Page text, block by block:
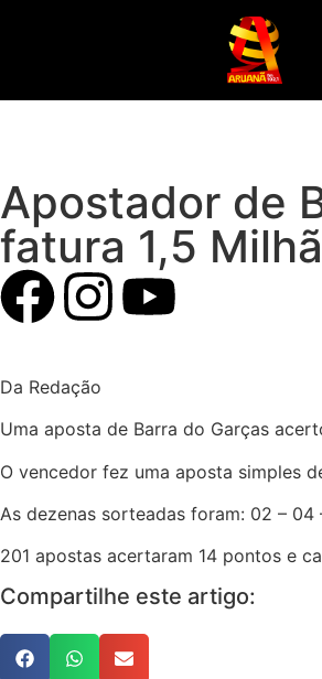
Apostador de
fatura 1,5
Da Redação
Uma aposta de Barra do Garças
O vencedor fez uma aposta simples
As dezenas sorteadas foram: 02 – 04
201 apostas acertaram 14 pontos e
Compartilhe este artigo: